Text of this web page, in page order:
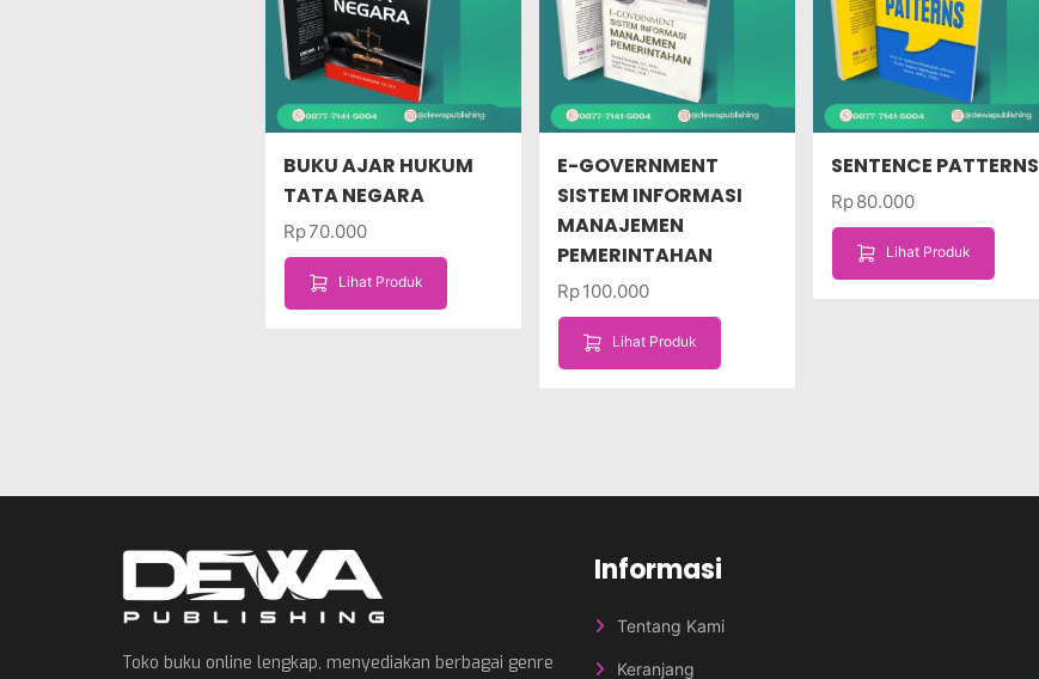
BUKU AJAR HUKUM
TATA NEGARA
Rp70.000
Lihat Produk
E-GOVERNMENT
SISTEM INFORMASI
MANAJEMEN
PEMERINTAHAN
Rp100.000
Lihat Produk
SENTENCE PATTERNS
Rp80.000
Lihat Produk
Toko buku online lengkap, menyediakan berbagai genre
Informasi
Tentang Kami
Keranjang